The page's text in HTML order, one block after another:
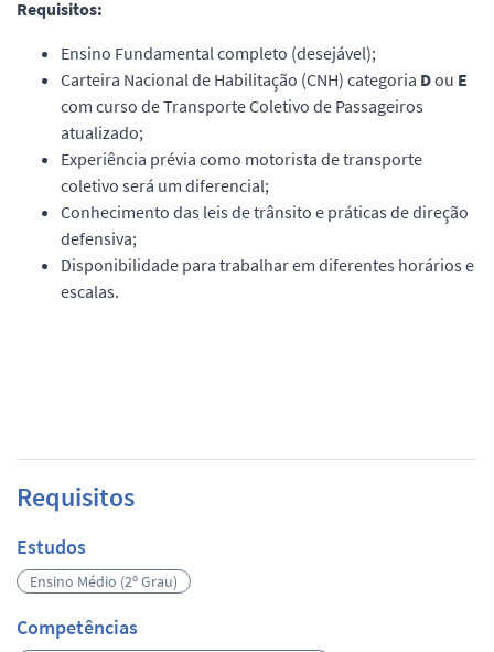
Requisitos:
Ensino Fundamental completo (desejável);
Carteira Nacional de Habilitação (CNH) categoria Dou E
com curso de Transporte Coletivo de Passageiros
atualizado;
Experiência prévia como motorista de transporte
coletivo será um diferencial;
Conhecimento das leis de trânsito e práticas de direção
defensiva;
Disponibilidade para trabalhar em diferentes horários e
escalas.
Requisitos
Estudos
Ensino Médio (2º Grau)
Competências